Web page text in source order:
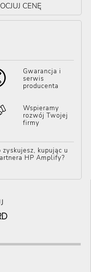
CENĘ
Gwarancja i
serwis
producenta
Wspieramy
rozwój Twojej
firmy
zyskujesz, kupując u
HP Amplify?